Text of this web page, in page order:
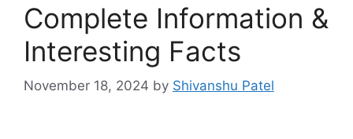
Complete Information &
Interesting Facts
November 18, 2024 by Shivanshu Patel